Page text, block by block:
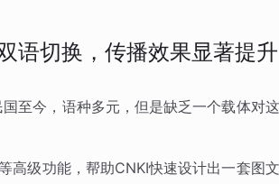
语切换，传播效果显著提升
至今，语种多元，但是缺乏一个载体对
级功能，帮助CNKI快速设计出一套图文